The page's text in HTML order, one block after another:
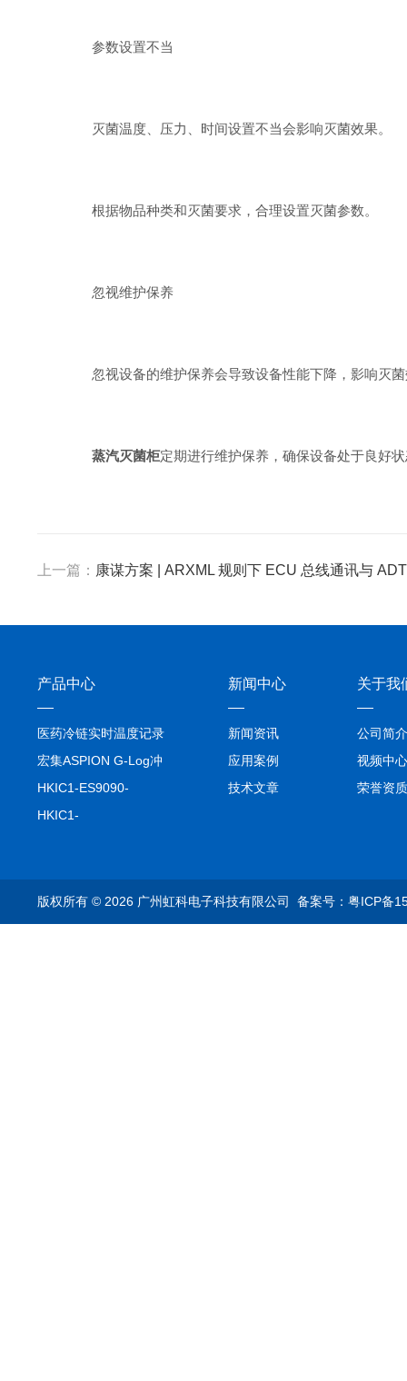
参数设置不当
灭菌温度、压力、时间设置不当会影响灭菌效果。
根据物品种类和灭菌要求，合理设置灭菌参数。
忽视维护保养
忽视设备的维护保养会导致设备性能下降，影响灭菌
蒸汽灭菌柜定期进行维护保养，确保设备处于良好
上一篇： 康谋方案 | ARXML 规则下 ECU 总线通讯与
产品中心
医药冷链实时温度记录
仪TIVE Solo 5G
宏集ASPION G-Log冲
击记录仪
HKIC1-ES9090-
setA100/1000base-T1
HKIC1-
析仪
新闻中心
新闻资讯
应用案例
技术文章
关于我
公司简介
视频中心
荣誉资质
版权所有 © 2026 广州虹科电子科技有限公司 备案号：粤ICP备